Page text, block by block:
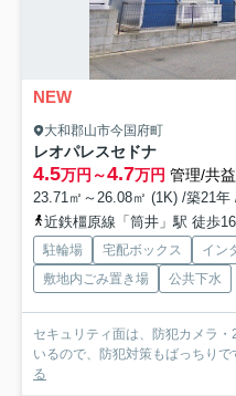
NEW
大和郡山市今国府町
レオパレスセドナ
4.5万円～4.7万円 管理/共
23.71㎡～26.08㎡ (1K) /築21年
近鉄橿原線「筒井」駅 徒歩
駐輪場 宅配ボックス イン
敷地内ごみ置き場
公共下水
セキュリティ面は、防犯カメラ
いるので、防犯対策もばっちりで
る